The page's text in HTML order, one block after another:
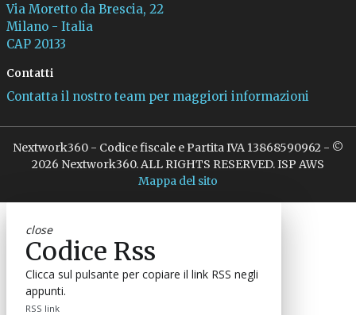
Via Moretto da Brescia, 22
Milano - Italia
CAP 20133
Contatti
Contatta il nostro team per maggiori informazioni
Nextwork360 - Codice fiscale e Partita IVA 13868590962 - ©
2026 Nextwork360. ALL RIGHTS RESERVED. ISP AWS
Mappa del sito
close
Codice Rss
Clicca sul pulsante per copiare il link RSS negli
appunti.
RSS link